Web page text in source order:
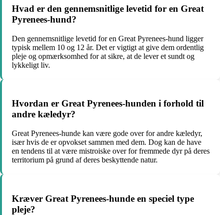
Hvad er den gennemsnitlige levetid for en Great
Pyrenees-hund?
Den gennemsnitlige levetid for en Great Pyrenees-hund ligger
typisk mellem 10 og 12 år. Det er vigtigt at give dem ordentlig
pleje og opmærksomhed for at sikre, at de lever et sundt og
lykkeligt liv.
Hvordan er Great Pyrenees-hunden i forhold til
andre kæledyr?
Great Pyrenees-hunde kan være gode over for andre kæledyr,
især hvis de er opvokset sammen med dem. Dog kan de have
en tendens til at være mistroiske over for fremmede dyr på deres
territorium på grund af deres beskyttende natur.
Kræver Great Pyrenees-hunde en speciel type
pleje?